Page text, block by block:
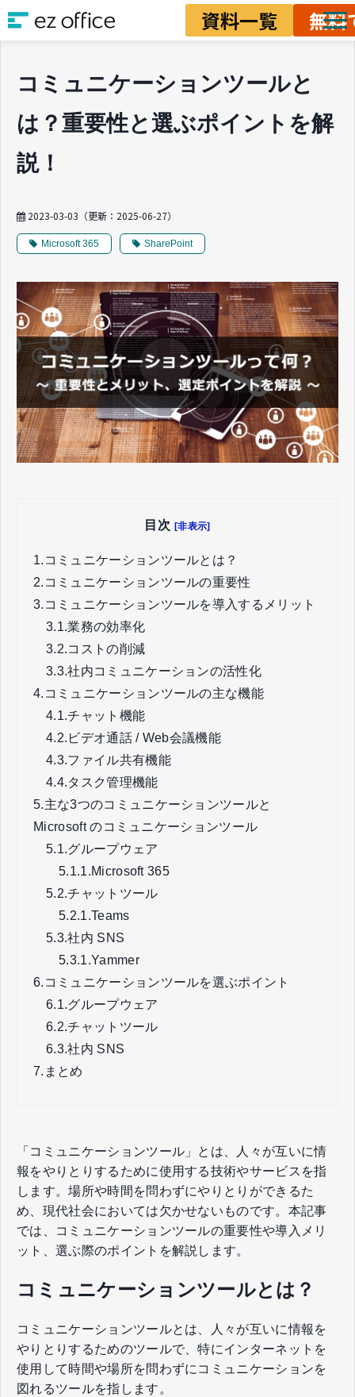
資料一覧 無料
資料ダウンロード
料金
コミュニケーションツールと
は？重要性と選ぶポイントを解
説！
2023-03-03 （更新： 2025-06-27）
Microsoft 365 SharePoint
目次 [非表示]
1. コミュニケーションツールとは？
2. コミュニケーションツールの重要性
3. コミュニケーションツールを導入するメリット
3.1.業務の効率化
3.2.コストの削減
3.3.社内コミュニケーションの活性化
4. コミュニケーションツールの主な機能
4.1.チャット機能
4.2. ビデオ通話 / Web会議機能
4.3.ファイル共有機能
4.4.タスク管理機能
5.主な3つのコミュニケーションツールと
Microsoft のコミュニケーションツール
5.1.グループウェア
5.1.1.Microsoft 365
5.2.チャットツール
5.2.1.Teams
5.3.社内 SNS
5.3.1.Yammer
6. コミュニケーションツールを選ぶポイント
6.1.グループウェア
6.2.チャットツール
6.3.社内 SNS
7. まとめ
「コミュニケーションツール」とは、人々が互いに情
報をやりとりするために使用する技術やサービスを指
します。場所や時間を問わずにやりとりができるた
め、現代社会においては欠かせないものです。本記事
では、コミュニケーションツールの重要性や導入メリ
ット、選ぶ際のポイントを解説します。
コミュニケーションツールとは？
コミュニケーションツールとは、人々が互いに情報を
やりとりするためのツールで、特にインターネットを
使用して時間や場所を問わずにコミュニケーションを
図れるツールを指します。